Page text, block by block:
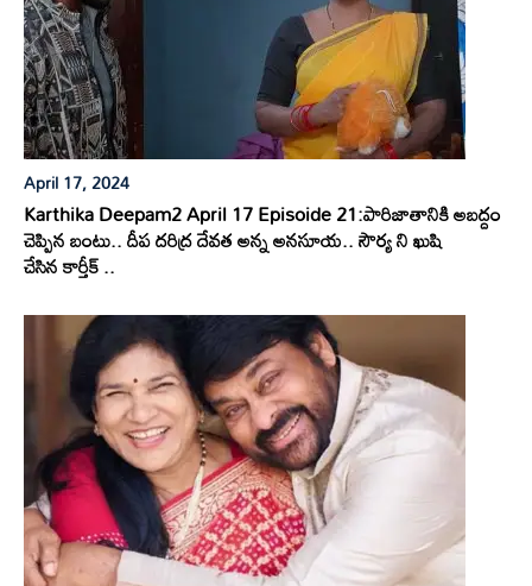
April 17, 2024
Karthika Deepam2 April 17 Episoide 21:పారిజాతానికి అబద్దం
చెప్పిన బంటు.. దీప దరిద్ర దేవత అన్న అనసూయ.. సౌర్య ని ఖుషి
చేసిన కార్తీక్ ..